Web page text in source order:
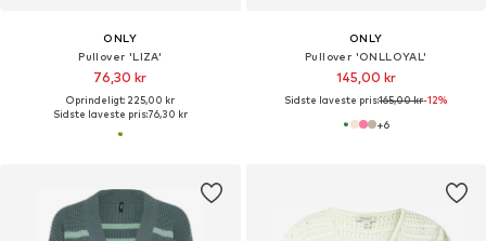
ONLY
Pullover 'LIZA'
76,30 kr
Oprindeligt: 225,00 kr
Sidste laveste pris:76,30 kr
ONLY
Pullover 'ONLLOYAL'
145,00 kr
Sidste laveste pris:165,00 kr-12%
+6